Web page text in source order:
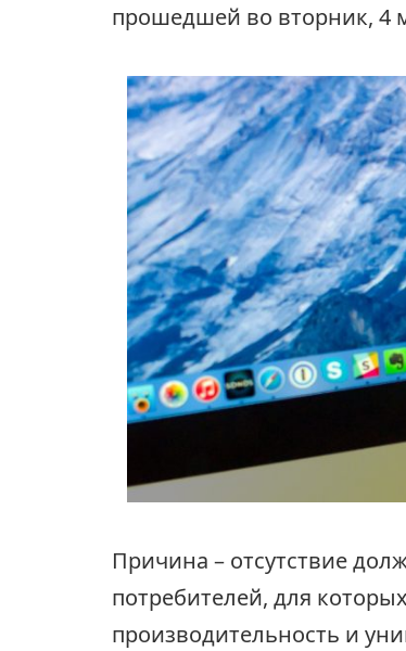
прошедшей во вторник, 4
Причина – отсутствие
потребителей, для
производительность и